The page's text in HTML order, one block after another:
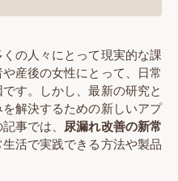
の人々にとって現実的な課
産後の女性にとって、日常
す。しかし、最新の研究と
解決するための新しいアプ
事では、 尿漏れ改善の新常
活で実践できる方法や製品